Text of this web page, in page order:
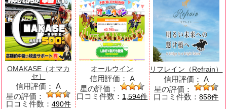
OMAKASE（オマカ
セ）
信用評価： A
星の評価：
口コミ件数： 490件
オールウイン
信用評価： A
星の評価：
口コミ件数： 1,594件
リフレイン（Refrain）
信用評価： A
星の評価：
口コミ件数：858件